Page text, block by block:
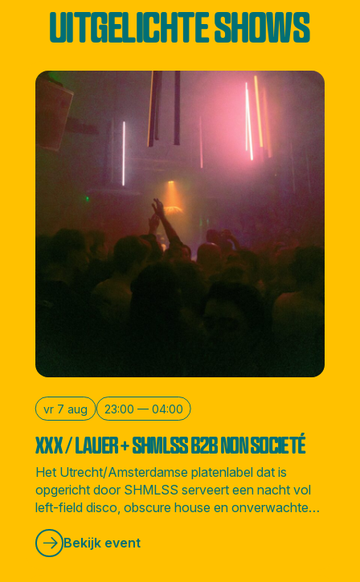
UITGELICHTE SHOWS
vr 7 aug 23:00 — 04:00
XXX / LAUER + SHMLSS B2B NON SOCIETÉ
Het Utrecht/Amsterdamse platenlabel dat is
opgericht door SHMLSS serveert een nacht vol
left-field disco, obscure house en onverwachte
Bekijk event